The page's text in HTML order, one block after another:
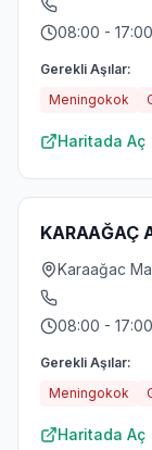
08:00 -
Gerekli Aşılar:
Meningokok
Haritada Aç
KARAAĞAÇ
Karaağac
08:00 -
Gerekli Aşılar:
Meningokok
Haritada Aç